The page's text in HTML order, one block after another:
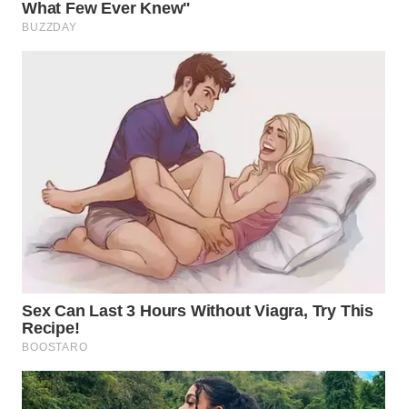
BOROBUDUR
WN
NATUNA
WN
BINTAN
WN
MANDALIKA
WN